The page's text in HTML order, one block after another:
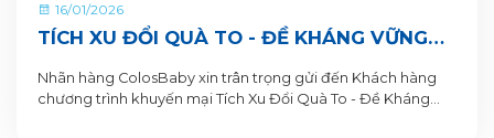
16/01/2026
TÍCH XU ĐỔI QUÀ TO - ĐỀ KHÁNG VỮNG
PHA SẴN COLOSBABY
Nhãn hàng ColosBaby xin trân trọng gửi đến Khách hàng
chương trình khuyến mại Tích Xu Đổi Quà To - Đề Kháng